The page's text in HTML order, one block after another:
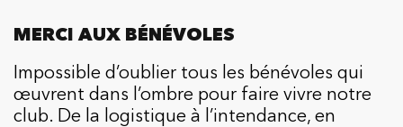
MERCI AUX BÉNÉVOLES
Impossible d’oublier tous les bénévoles qui
œuvrent dans l’ombre pour faire vivre notre
club. De la logistique à l’intendance, en